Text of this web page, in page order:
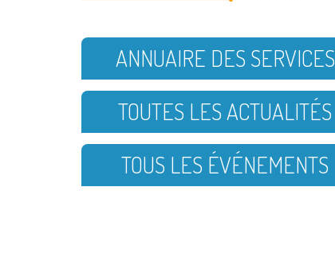
ANNUAIRE DES SERVICES
TOUTES LES ACTUALITÉS
TOUS LES ÉVÉNEMENTS